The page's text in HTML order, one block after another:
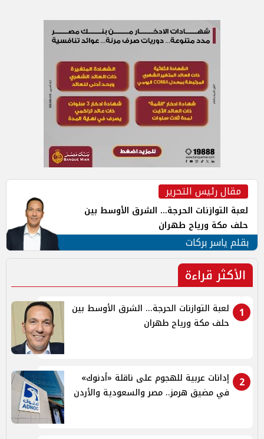
مقال رئيس التحرير
لعبة التوازنات الحرجة... الشرق الأوسط بين
حلف مكة ورياح طهران
بقلم ياسر بركات
الأكثر قراءة
1
لعبة التوازنات الحرجة... الشرق الأوسط بين
حلف مكة ورياح طهران
2
إدانات عربية للهجوم على ناقلة «أدنوك»
في مضيق هرمز.. مصر والسعودية والأردن